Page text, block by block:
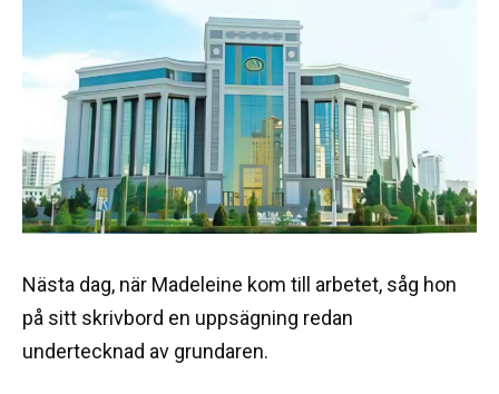
Nästa dag, när Madeleine kom till arbetet, såg hon
på sitt skrivbord en uppsägning redan
undertecknad av grundaren.